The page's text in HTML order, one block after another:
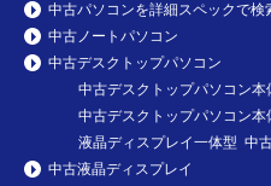
中古パソコンを詳細スペックで検
中古ノートパソコン
中古デスクトップパソコン
中古デスクトップパソコン本
中古デスクトップパソコン
液晶ディスプレイ一体型 中
中古液晶ディスプレイ